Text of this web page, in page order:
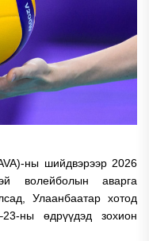
ны шийдвэрээр 2026
волейболын аварга
Улаанбаатар хотод
ны өдрүүдэд зохион